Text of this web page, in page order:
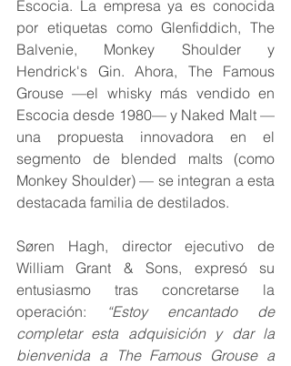
Escocia. La empresa ya es conocida
por etiquetas como Glenfiddich, The
Balvenie, Monkey Shoulder y
Hendrick's Gin. Ahora, The Famous
Grouse —el whisky más vendido en
Escocia desde 1980— y Naked Malt —
una propuesta innovadora en el
segmento de blended malts (como
Monkey Shoulder) — se integran a esta
destacada familia de destilados.
Søren Hagh, director ejecutivo de
William Grant & Sons, expresó su
entusiasmo tras concretarse la
operación:
“Estoy encantado de
completar esta adquisición y dar la
bienvenida a The Famous Grouse a